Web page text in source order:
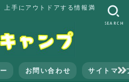
上手にアウトドアする情報満
お問い合わせ サイトマッ
SEARCH